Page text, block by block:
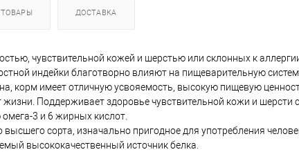
ДОСТАВКА
чувствительной кожей и шерстью или склонных к
индейки благотворно влияют на пищеварительную
корм имеет отличную усвояемость, высокую пищевую
Поддерживает здоровье чувствительной кожи и шерсти
3 и 6 жирных кислот.
сорта, изначально пригодное для употребления
высококачественный источник белка.